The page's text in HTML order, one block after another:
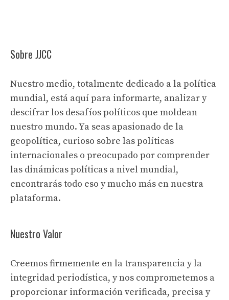
Sobre JJCC
Nuestro medio, totalmente dedicado a la política
mundial, está aquí para informarte, analizar y
descifrar los desafíos políticos que moldean
nuestro mundo. Ya seas apasionado de la
geopolítica, curioso sobre las políticas
internacionales o preocupado por comprender
las dinámicas políticas a nivel mundial,
encontrarás todo eso y mucho más en nuestra
plataforma.
Nuestro Valor
Creemos firmemente en la transparencia y la
integridad periodística, y nos comprometemos a
proporcionar información verificada, precisa y